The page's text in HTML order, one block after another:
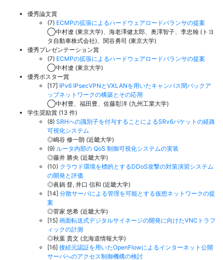
優秀論文賞
(7) ECMPの拡張によるハードウェアロードバランサの提案
◯中村遼 (東京大学)、海老澤健太郎、奥澤智子、李忠翰 (トヨ
タ自動車株式会社)、関谷勇司 (東京大学)
優秀プレゼンテーション賞
(7) ECMPの拡張によるハードウェアロードバランサの提案
◯中村遼 (東京大学)
優秀ポスター賞
[17] IPv6 IPsecVPNとVXLANを用いたキャンパス間バックア
ップネットワークの構築とその応用
◯中村豊、福田豊、佐藤彰洋 (九州工業大学)
学生奨励賞 (13 件)
(8) SRHへの識別子を付与することによるSRv6パケットの経路
可視化システム
◎嶋谷 修一朗 (近畿大学)
(9) ルータ内部の QoS 制御可視化システムの実装
◎藤井 勝央 (近畿大学)
(10) クラウド環境を標的とするDDoS攻撃の対策演習システム
の開発と評価
◎眞鍋 督, 井口 信和 (近畿大学)
[14] 分散サーバによる管理を可能とする仮想ネットワークの提
案
◎菅家 悠希 (近畿大学)
[15] 画面転送式デジタルサイネージの開発に向けたVNCトラフ
ィックの計測
◎秋葉 貴文 (北海道情報大学)
[16] 接続元認証を用いたOpenFlowによるインターネット公開
サーバへのアクセス制御機構の検討